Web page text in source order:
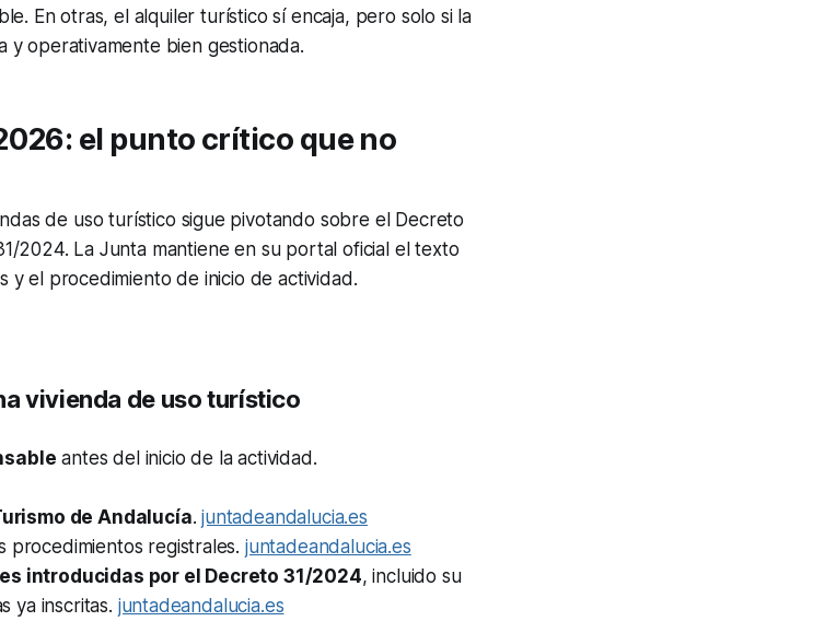
En otras, el alquiler turístico sí encaja, pero solo si la
y operativamente bien gestionada.
el punto crítico que no
de uso turístico sigue pivotando sobre el Decreto
2024. La Junta mantiene en su portal oficial el texto
y el procedimiento de inicio de actividad.
vivienda de uso turístico
antes del inicio de la actividad.
de Andalucía.juntadeandalucia.es
procedimientos registrales. juntadeandalucia.es
introducidas por el Decreto 31/2024, incluido su
ya inscritas. juntadeandalucia.es